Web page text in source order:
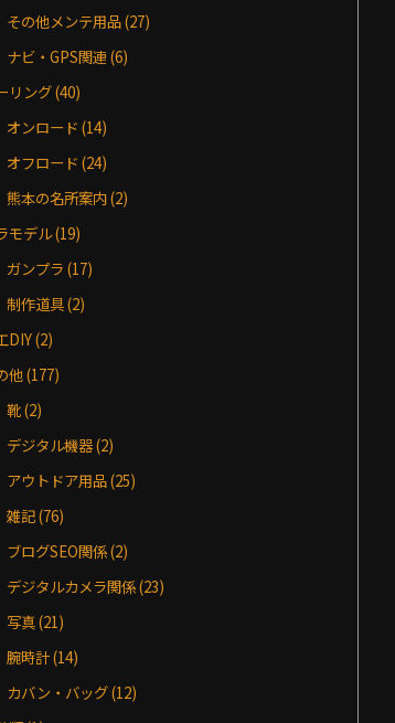
その他メンテ用品(27)
ナビ・GPS関連(6)
リング(40)
オンロード(14)
オフロード(24)
熊本の名所案内(2)
モデル(19)
ガンプラ(17)
制作道具(2)
DIY(2)
他(177)
靴(2)
デジタル機器(2)
アウトドア用品(25)
雑記(76)
ブログSEO関係(2)
デジタルカメラ関係(23)
写真(21)
腕時計(14)
カバン・バッグ(12)